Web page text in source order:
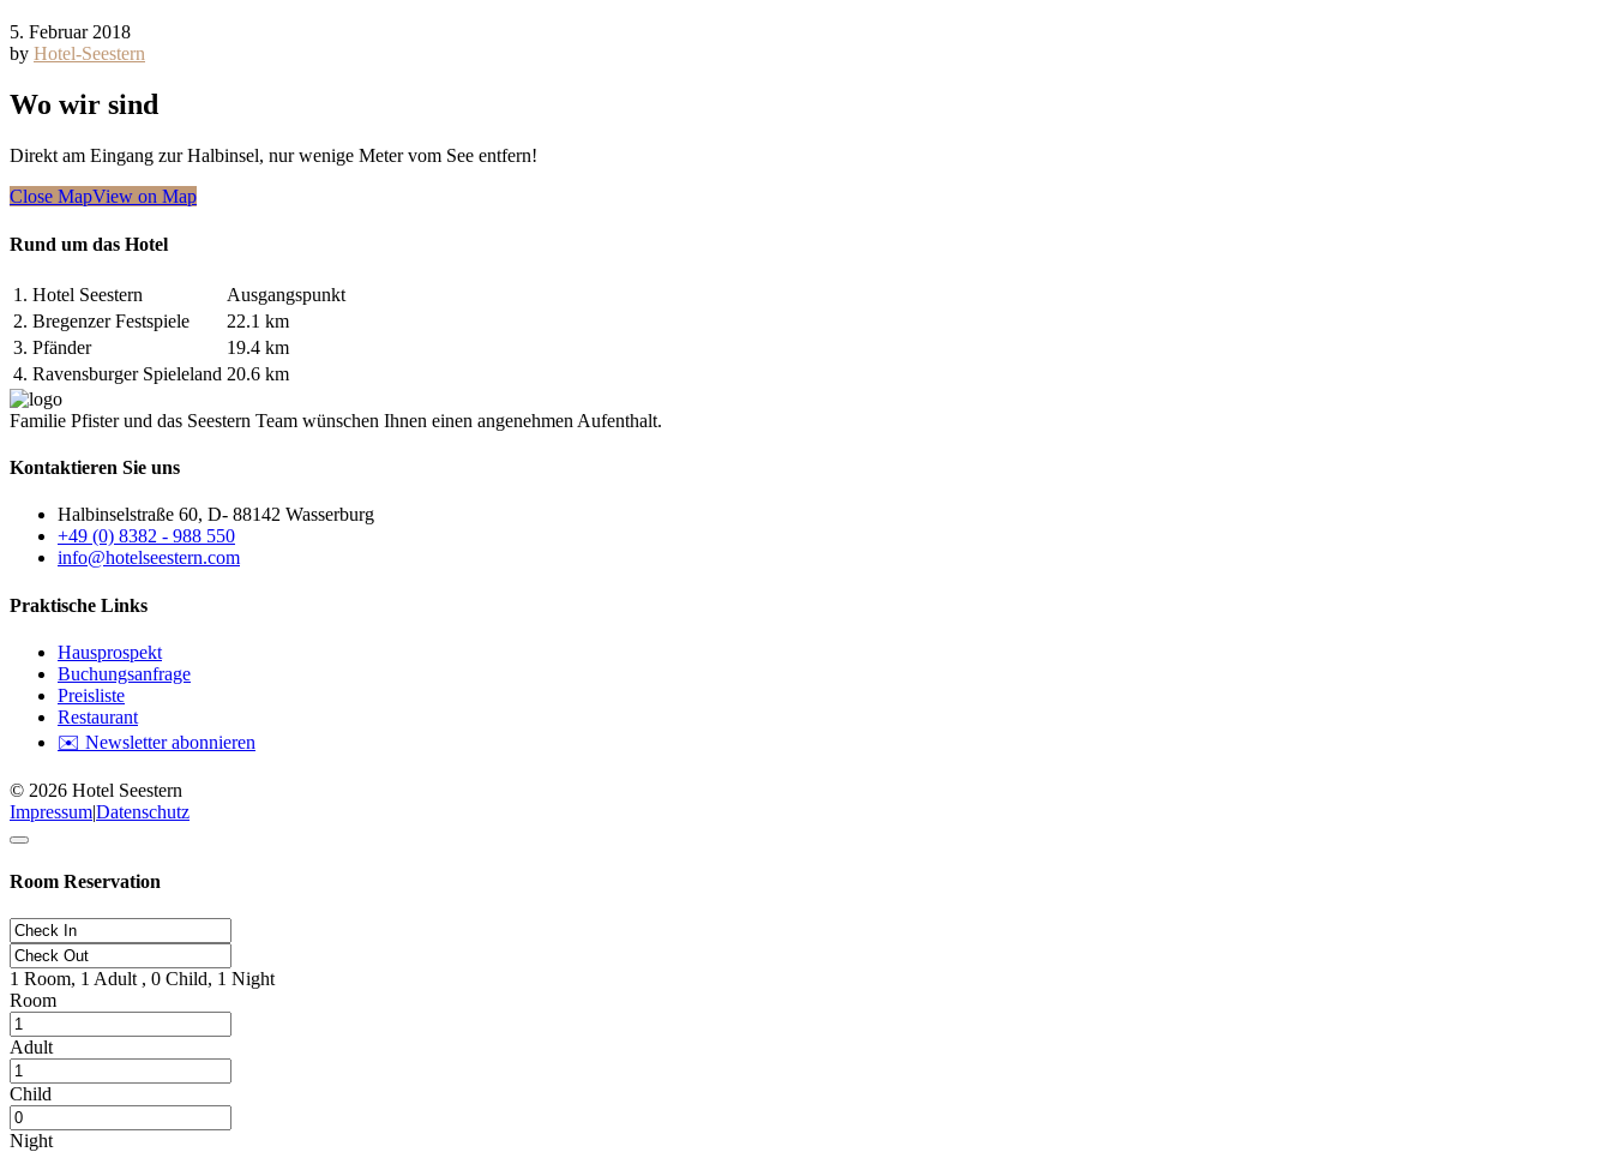
5. Februar 2018
by Hotel-Seestern
Wo wir sind
Direkt am Eingang zur Halbinsel, nur wenige Meter vom See entfern!
Close MapView on Map
Rund um das Hotel
1. Hotel Seestern
Ausgangspunkt
2. Bregenzer Festspiele
22.1 km
3. Pfänder
19.4 km
4. Ravensburger Spieleland 20.6 km
Familie Pfister und das Seestern Team wünschen Ihnen einen angenehmen Aufenthalt.
Kontaktieren Sie uns
Halbinselstraße 60, D- 88142 Wasserburg
+49 (0) 8382 - 988 550
info@hotelseestern.com
Praktische Links
Hausprospekt
Buchungsanfrage
Preisliste
Restaurant
✉️ Newsletter abonnieren
© 2026 Hotel Seestern
Impressum|Datenschutz
Room Reservation
1 Room, 1 Adult , 0 Child, 1 Night
Room
Adult
Child
Night